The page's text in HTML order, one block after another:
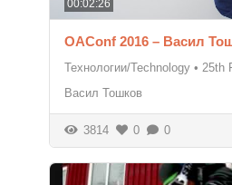
00:02:26
OAConf 2016 – Васил
Технологии/Technology • 25th
Васил Тошков
3814 0 0